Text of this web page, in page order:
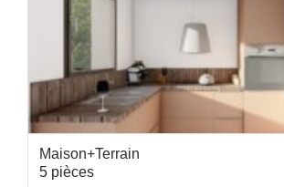
Maison+Terrain
5 pièces